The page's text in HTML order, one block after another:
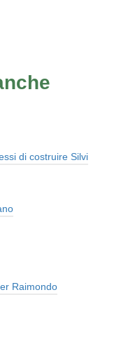
di costruire Silvi
Raimondo